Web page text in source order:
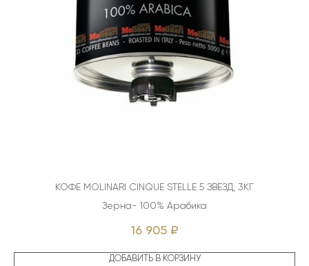
КОФЕ MOLINARI CINQUE STELLE 5 ЗВЕЗД, 3КГ
Зерна- 100% Арабика
16 905 ₽
ДОБАВИТЬ В КОРЗИНУ